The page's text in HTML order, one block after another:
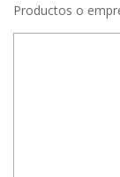
Productos o